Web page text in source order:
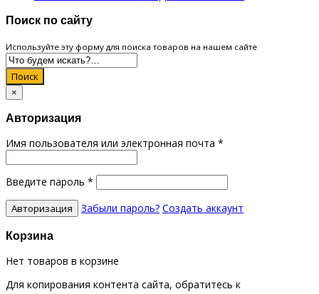
Поиск по сайту
Используйте эту форму для поиска товаров на нашем сайте
Поиск
×
Авторизация
Имя пользователя или электронная почта *
Введите пароль *
Забыли пароль? Создать аккаунт
Корзина
Нет товаров в корзине
Для копирования контента сайта, обратитесь к